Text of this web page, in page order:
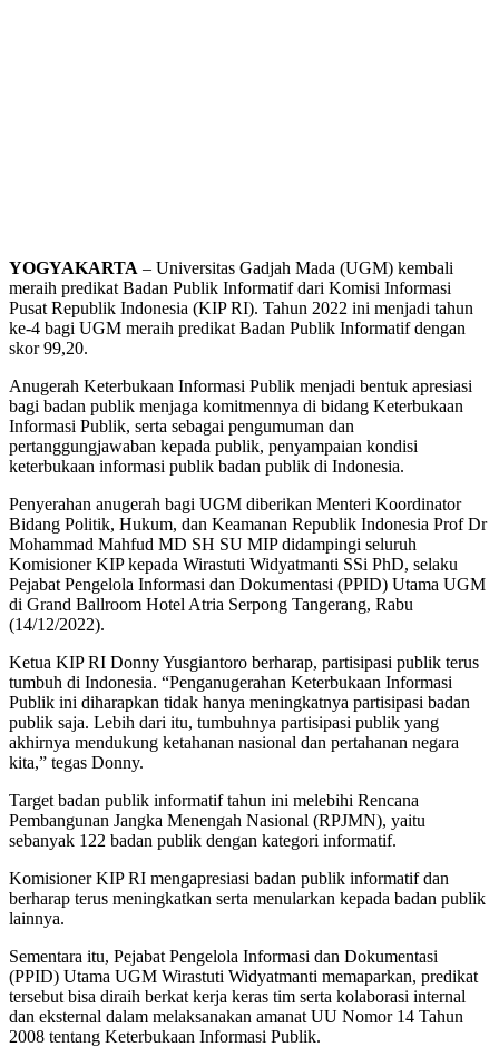
YOGYAKARTA – Universitas Gadjah Mada (UGM) kembali
meraih predikat Badan Publik Informatif dari Komisi Informasi
Pusat Republik Indonesia (KIP RI). Tahun 2022 ini menjadi tahun
ke-4 bagi UGM meraih predikat Badan Publik Informatif dengan
skor 99,20.
Anugerah Keterbukaan Informasi Publik menjadi bentuk apresiasi
bagi badan publik menjaga komitmennya di bidang Keterbukaan
Informasi Publik, serta sebagai pengumuman dan
pertanggungjawaban kepada publik, penyampaian kondisi
keterbukaan informasi publik badan publik di Indonesia.
Penyerahan anugerah bagi UGM diberikan Menteri Koordinator
Bidang Politik, Hukum, dan Keamanan Republik Indonesia Prof Dr
Mohammad Mahfud MD SH SU MIP didampingi seluruh
Komisioner KIP kepada Wirastuti Widyatmanti SSi PhD, selaku
Pejabat Pengelola Informasi dan Dokumentasi (PPID) Utama UGM
di Grand Ballroom Hotel Atria Serpong Tangerang, Rabu
(14/12/2022).
Ketua KIP RI Donny Yusgiantoro berharap, partisipasi publik terus
tumbuh di Indonesia. “Penganugerahan Keterbukaan Informasi
Publik ini diharapkan tidak hanya meningkatnya partisipasi badan
publik saja. Lebih dari itu, tumbuhnya partisipasi publik yang
akhirnya mendukung ketahanan nasional dan pertahanan negara
kita,” tegas Donny.
Target badan publik informatif tahun ini melebihi Rencana
Pembangunan Jangka Menengah Nasional (RPJMN), yaitu
sebanyak 122 badan publik dengan kategori informatif.
Komisioner KIP RI mengapresiasi badan publik informatif dan
berharap terus meningkatkan serta menularkan kepada badan publik
lainnya.
Sementara itu, Pejabat Pengelola Informasi dan Dokumentasi
(PPID) Utama UGM Wirastuti Widyatmanti memaparkan, predikat
tersebut bisa diraih berkat kerja keras tim serta kolaborasi internal
dan eksternal dalam melaksanakan amanat UU Nomor 14 Tahun
2008 tentang Keterbukaan Informasi Publik.